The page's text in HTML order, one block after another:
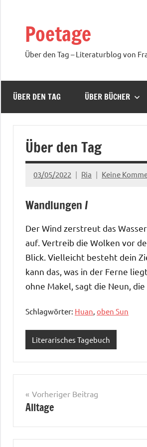
springenPoetage
Über den Tag – Literaturblog von
ÜBER DEN TAG ÜBER BÜCHER
Über den Tag
03/05/2022 Ria Keine
Wandlungen /
Der Wind zerstreut das
auf. Vertreib die Wolken vor
Blick. Vielleicht besteht dein
kann das, was in der Ferne
ohne Makel, sagt die Neun,
Schlagwörter: Huan, oben Sun
Literarisches Tagebuch
Beitragsnavigation
Vorheriger Beitrag
Alltage